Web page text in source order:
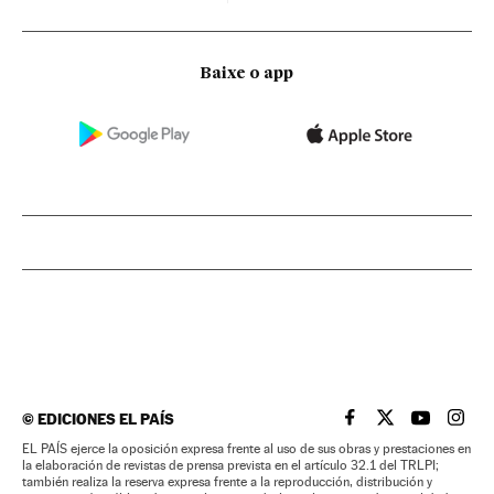
Baixe o app
©EDICIONES EL PAÍS EL PAÍS BRASIL EN
EL PAÍSEL PAÍS
EL
EL PAÍS ejerce la oposición expresa frente al uso de sus obras y prestaciones en
la elaboración de revistas de prensa prevista en el artículo 32.1 del TRLPI;
también realiza la reserva expresa frente a la reproducción, distribución y